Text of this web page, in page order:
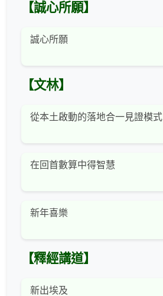
【誠心所願】
誠心所願
【文林】
從本土啟動的落地合一見證模式
在回首數算中得智慧
新年喜樂
【釋經講道】
新出埃及